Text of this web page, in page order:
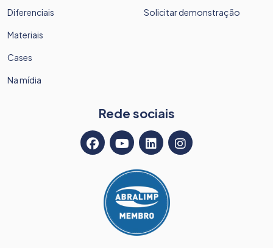
Diferenciais
Materiais
Cases
Na mídia
Solicitar demonstração
Rede sociais